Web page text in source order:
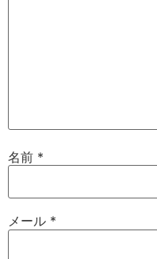
名前 *
メール *